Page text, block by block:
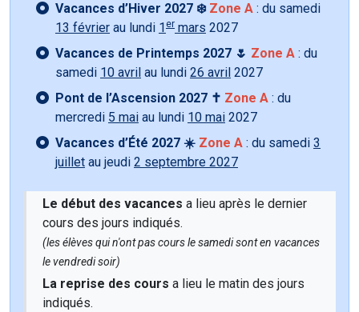
Vacances d’Hiver 2027 ❄️ Zone A : du samedi
13 février au lundi 1 er mars 2027
Vacances de Printemps 2027 🌷 Zone A : du
samedi 10 avril au lundi 26 avril 2027
Pont de l’Ascension 2027 ✝️ Zone A : du
mercredi 5 mai au lundi 10 mai 2027
Vacances d’Été 2027 ☀️ Zone A : du samedi 3
juillet au jeudi 2 septembre 2027
Le début des vacances a lieu après le dernier
cours des jours indiqués.
(les élèves qui n'ont pas cours le samedi sont en vacances
le vendredi soir)
La reprise des cours a lieu le matin des jours
indiqués.